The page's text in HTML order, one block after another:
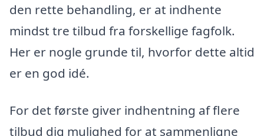
den rette behandling, er at indhente
mindst tre tilbud fra forskellige fagfolk.
Her er nogle grunde til, hvorfor dette altid
er en god idé.
For det første giver indhentning af flere
tilbud dig mulighed for at sammenligne